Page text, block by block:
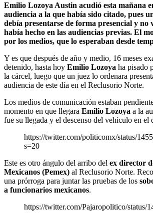
Emilio Lozoya Austin acudió esta mañana
audiencia a la que había sido citado, pues
debía presentarse de forma presencial y no
había hecho en las audiencias previas. El
por los medios, que lo esperaban desde
Y es que después de año y medio, 16 meses
detenido, hasta hoy Emilio Lozoya ha pisado
la cárcel, luego que un juez lo ordenara
audiencia de este día en el Reclusorio Norte.
Los medios de comunicación estaban
momento en que llegara Emilio Lozoya a la
fue su llegada y el descenso del vehículo en el
https://twitter.com/politicomx/status/
s=20
Este es otro ángulo del arribo del ex director
Mexicanos (Pemex) al Reclusorio Norte.
una prórroga para juntar las pruebas de los
a funcionarios mexicanos.
https://twitter.com/Pajaropolitico/status/